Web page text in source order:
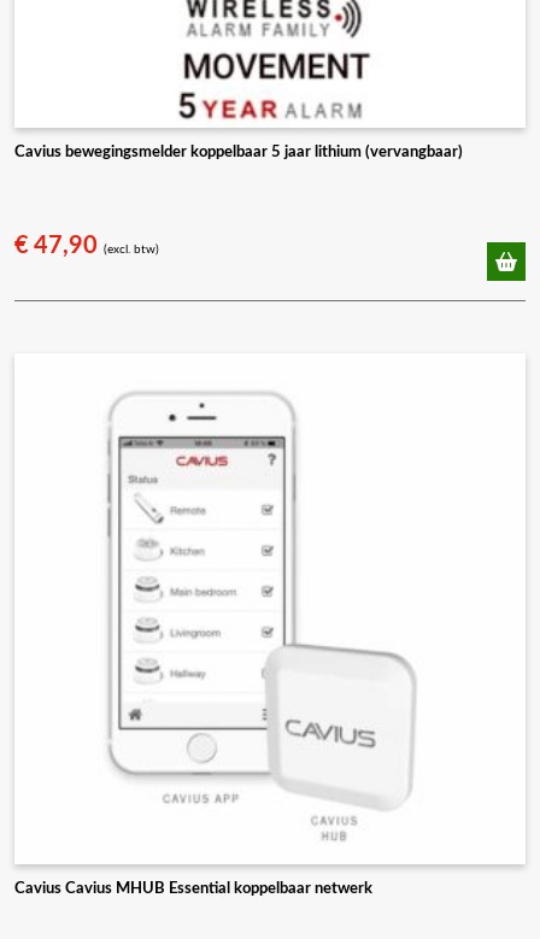
Cavius bewegingsmelder koppelbaar 5 jaar lithium (vervangbaar)
€ 47,90 (excl. btw)
Cavius Cavius MHUB Essential koppelbaar netwerk